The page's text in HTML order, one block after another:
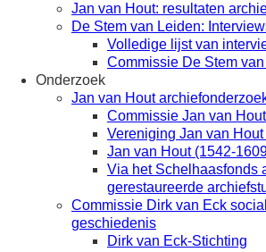
Jan van Hout: resultaten
De Stem van Leiden:
Volledige lijst van
Commissie De Stem
Onderzoek
Jan van Hout
Commissie Jan van Hout
Vereniging Jan van
Jan van Hout (1542-
Via het Schelhaasfonds
gerestaureerde
Commissie Dirk van Eck
geschiedenis
Dirk van Eck-Stichting